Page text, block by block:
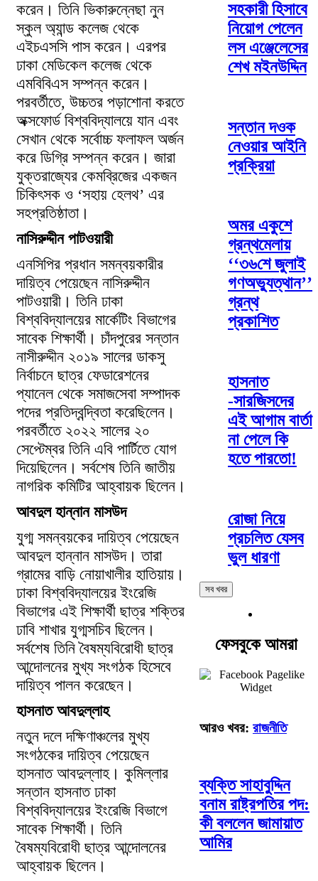
করেন। তিনি ভিকারুন্নেছা নুন
স্কুল অ্যান্ড কলেজ থেকে
এইচএসসি পাস করেন। এরপর
ঢাকা মেডিকেল কলেজ থেকে
এমবিবিএস সম্পন্ন করেন।
পরবর্তীতে, উচ্চতর পড়াশোনা করতে
অক্সফোর্ড বিশ্ববিদ্যালয়ে যান এবং
সেখান থেকে সর্বোচ্চ ফলাফল অর্জন
করে ডিগ্রি সম্পন্ন করেন। জারা
যুক্তরাজ্যের কেমব্রিজের একজন
চিকিৎসক ও ‘সহায় হেলথ’ এর
সহপ্রতিষ্ঠাতা।
নাসিরুদ্দীন পাটওয়ারী
এনসিপির প্রধান সমন্বয়কারীর
দায়িত্ব পেয়েছেন নাসিরুদ্দীন
পাটওয়ারী। তিনি ঢাকা
বিশ্ববিদ্যালয়ের মার্কেটিং বিভাগের
সাবেক শিক্ষার্থী। চাঁদপুরের সন্তান
নাসীরুদ্দীন ২০১৯ সালের ডাকসু
নির্বাচনে ছাত্র ফেডারেশনের
প্যানেল থেকে সমাজসেবা সম্পাদক
পদের প্রতিদ্বন্দ্বিতা করেছিলেন।
পরবর্তীতে ২০২২ সালের ২০
সেপ্টেম্বর তিনি এবি পার্টিতে যোগ
দিয়েছিলেন। সর্বশেষ তিনি জাতীয়
নাগরিক কমিটির আহ্বায়ক ছিলেন।
আবদুল হান্নান মাসউদ
যুগ্ম সমন্বয়কের দায়িত্ব পেয়েছেন
আবদুল হান্নান মাসউদ। তারা
গ্রামের বাড়ি নোয়াখালীর হাতিয়ায়।
ঢাকা বিশ্ববিদ্যালয়ের ইংরেজি
বিভাগের এই শিক্ষার্থী ছাত্র শক্তির
ঢাবি শাখার যুগ্মসচিব ছিলেন।
সর্বশেষ তিনি বৈষম্যবিরোধী ছাত্র
আন্দোলনের মুখ্য সংগঠক হিসেবে
দায়িত্ব পালন করেছেন।
হাসনাত আবদুল্লাহ
নতুন দলে দক্ষিণাঞ্চলের মুখ্য
সংগঠকের দায়িত্ব পেয়েছেন
হাসনাত আবদুল্লাহ। কুমিল্লার
সন্তান হাসনাত ঢাকা
বিশ্ববিদ্যালয়ের ইংরেজি বিভাগে
সাবেক শিক্ষার্থী। তিনি
বৈষম্যবিরোধী ছাত্র আন্দোলনের
আহ্বায়ক ছিলেন।
সহকারী হিসাবে
নিয়োগ পেলেন
লস এঞ্জেলেসের
শেখ মইনউদ্দিন
সন্তান দওক
নেওয়ার আইনি
প্রক্রিয়া
অমর একুশে
গ্রন্থমেলায়
‘‘৩৬শে জুলাই
গণঅভ্যুত্থান’’
গ্রন্থ
প্রকাশিত
হাসনাত
-সারজিসদের
এই আগাম বার্তা
না পেলে কি
হতে পারতো!
রোজা নিয়ে
প্রচলিত যেসব
ভুল ধারণা
সব খবর
ফেসবুকে আমরা
আরও খবর: রাজনীতি
ব্যক্তি সাহাবুদ্দিন
বনাম রাষ্ট্রপতির পদ:
কী বললেন জামায়াত
আমির